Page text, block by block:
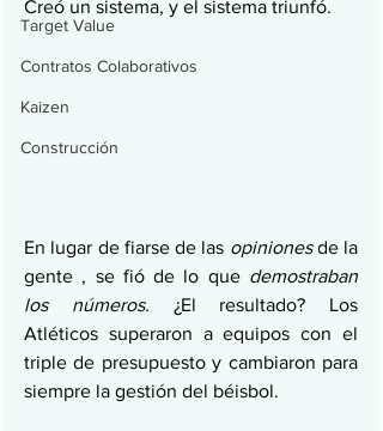
Target Value
Contratos Colaborativos
Kaizen
Construcción
Creó un sistema, y ​​el sistema triunfó.
En lugar de fiarse de las opiniones de la
gente , se fió de lo que demostraban
los números. ¿El resultado? Los
Atléticos superaron a equipos con el
triple de presupuesto y cambiaron para
siempre la gestión del béisbol.